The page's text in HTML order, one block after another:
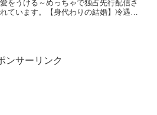
愛をうける～めっちゃで独占先行配信さ
れています。【身代わりの結婚】冷遇さ
ンサーリンク